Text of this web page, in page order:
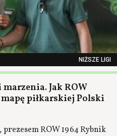
NIŻSZE LIGI
Jak ROW
piłkarskiej Polski
ROW 1964 Rybnik